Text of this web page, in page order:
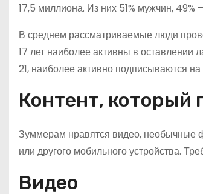
17,5 миллиона. Из них 51% мужчин, 49%
В среднем рассматриваемые люди
17 лет наиболее активны в оставлении
21, наиболее активно подписываются
Контент, который
Зуммерам нравятся видео, необычные
или другого мобильного устройства.
Видео